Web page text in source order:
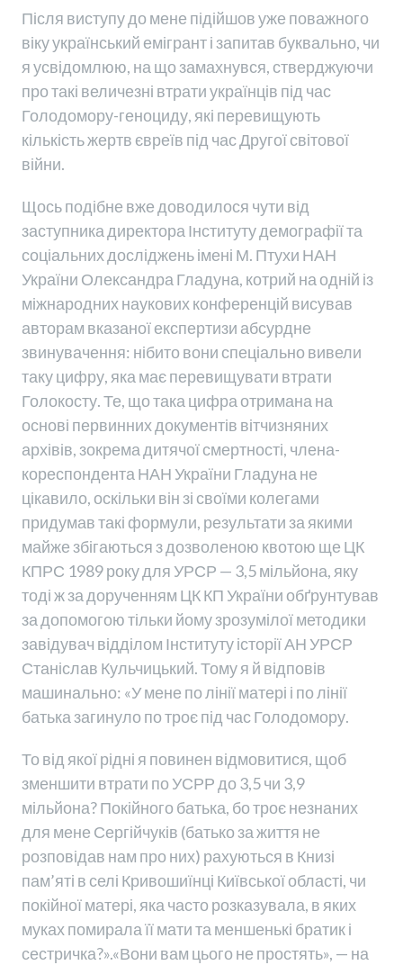
Після виступу до мене підійшов уже поважного
віку український емігрант і запитав буквально, чи
я усвідомлюю, на що замахнувся, стверджуючи
про такі величезні втрати українців під час
Голодомору-геноциду, які перевищують
кількість жертв євреїв під час Другої світової
війни.
Щось подібне вже доводилося чути від
заступника директора Інституту демографії та
соціальних досліджень імені М. Птухи НАН
України Олександра Гладуна, котрий на одній із
міжнародних наукових конференцій висував
авторам вказаної експертизи абсурдне
звинувачення: нібито вони спеціально вивели
таку цифру, яка має перевищувати втрати
Голокосту. Те, що така цифра отримана на
основі первинних документів вітчизняних
архівів, зокрема дитячої смертності, члена-
кореспондента НАН України Гладуна не
цікавило, оскільки він зі своїми колегами
придумав такі формули, результати за якими
майже збігаються з дозволеною квотою ще ЦК
КПРС 1989 року для УРСР — 3,5 мільйона, яку
тоді ж за дорученням ЦК КП України обґрунтував
за допомогою тільки йому зрозумілої методики
завідувач відділом Інституту історії АН УРСР
Станіслав Кульчицький. Тому я й відповів
машинально: «У мене по лінії матері і по лінії
батька загинуло по троє під час Голодомору.
То від якої рідні я повинен відмовитися, щоб
зменшити втрати по УСРР до 3,5 чи 3,9
мільйона? Покійного батька, бо троє незнаних
для мене Сергійчуків (батько за життя не
розповідав нам про них) рахуються в Книзі
пам’яті в селі Кривошиїнці Київської області, чи
покійної матері, яка часто розказувала, в яких
муках помирала її мати та меншенькі братик і
сестричка?».«Вони вам цього не простять», — на